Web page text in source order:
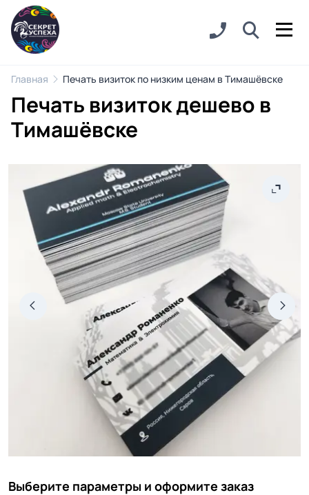
Главная Печать визиток по низким ценам в Тимашёвске
Печать визиток дешево в
Тимашёвске
Выберите параметры и оформите заказ